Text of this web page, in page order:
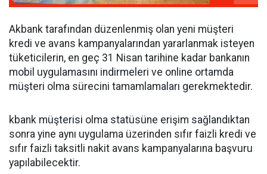
Akbank tarafından düzenlenmiş olan yeni müşteri
kredi ve avans kampanyalarından yararlanmak isteyen
tüketicilerin, en geç 31 Nisan tarihine kadar bankanın
mobil uygulamasını indirmeleri ve online ortamda
müşteri olma sürecini tamamlamaları gerekmektedir.
kbank müşterisi olma statüsüne erişim sağlandıktan
sonra yine aynı uygulama üzerinden sıfır faizli kredi ve
sıfır faizli taksitli nakit avans kampanyalarına başvuru
yapılabilecektir.